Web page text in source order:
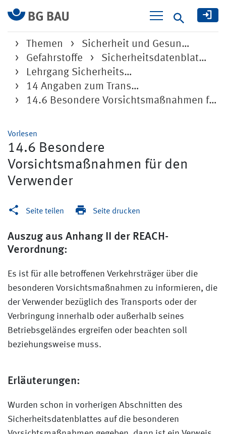
Suche
Themen
Sicherheit und Gesun…
Gefahrstoffe
Sicherheitsdatenblat…
Lehrgang Sicherheits…
14 Angaben zum Trans…
14.6 Besondere Vorsichtsmaßnahmen für den Verwender
Vorlesen
14.6 Besondere
Vorsichtsmaßnahmen für den
Verwender
Seite teilen Seite drucken
Auszug aus Anhang II der REACH-
Verordnung:
Es ist für alle betroffenen Verkehrsträger über die
besonderen Vorsichtsmaßnahmen zu informieren, die
der Verwender bezüglich des Transports oder der
Verbringung innerhalb oder außerhalb seines
Betriebsgeländes ergreifen oder beachten soll
beziehungsweise muss.
Erläuterungen:
Wurden schon in vorherigen Abschnitten des
Sicherheitsdatenblattes auf die besonderen